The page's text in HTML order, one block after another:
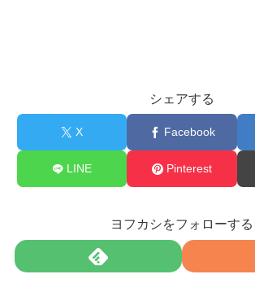
シェアする
X Facebook
LINE Pinterest
ヨフカシをフォローする